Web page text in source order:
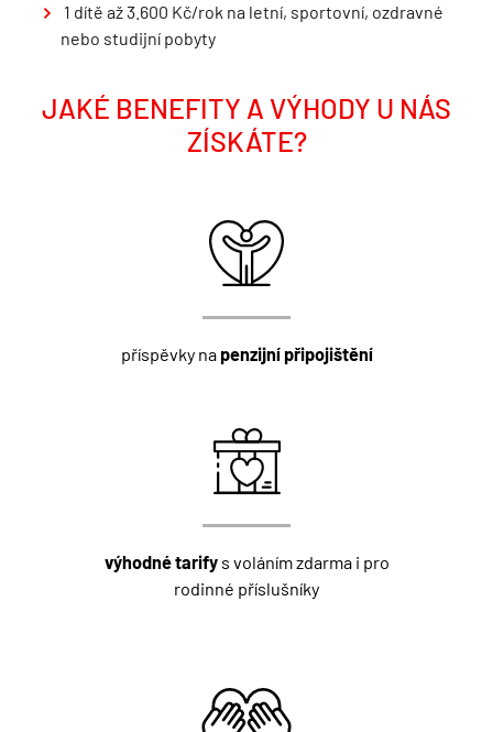
1 dítě až 3.600 Kč/rok na letní, sportovní, ozdravné
nebo studijní pobyty
JAKÉ BENEFITY A VÝHODY U NÁS
ZÍSKÁTE?
příspěvky napenzijní připojištění
výhodné tarifys voláním zdarma i pro
rodinné příslušníky